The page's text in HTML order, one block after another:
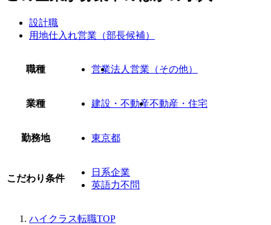
設計職
用地仕入れ営業（部長候補）
職種 営業法人営業（その他）
業種 建設・不動産不動産・住宅
勤務地 東京都
こだわり条件
日系企業
英語力不問
ハイクラス転職TOP